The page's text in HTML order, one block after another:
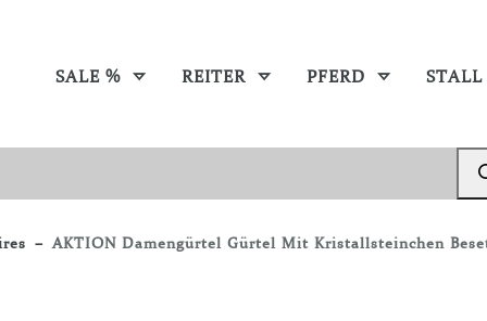
SALE % REITER PFERD
AKTION Damengürtel Gürtel Mit Kristallsteinchen